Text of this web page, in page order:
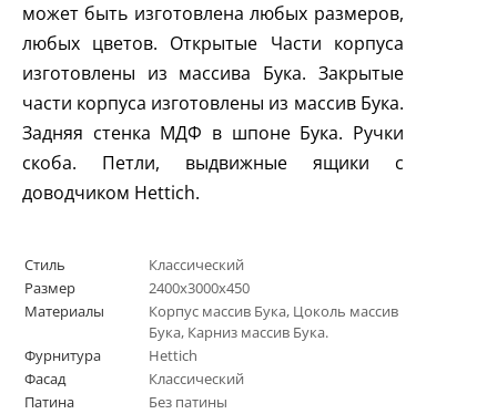
может быть изготовлена любых размеров,
любых цветов. Открытые Части корпуса
изготовлены из массива Бука. Закрытые
части корпуса изготовлены из массив Бука.
Задняя стенка МДФ в шпоне Бука. Ручки
скоба. Петли, выдвижные ящики с
доводчиком Hettich.
Стиль
Классический
Размер
2400х3000х450
Материалы
Корпус массив Бука, Цоколь массив
Бука, Карниз массив Бука.
Фурнитура
Hettich
Фасад
Классический
Патина
Без патины